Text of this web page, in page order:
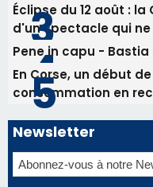
Éclipse du 12 août :
d'un spectacle qui
Pene in capu -
En Corse, un début
consommation en
Newsletter